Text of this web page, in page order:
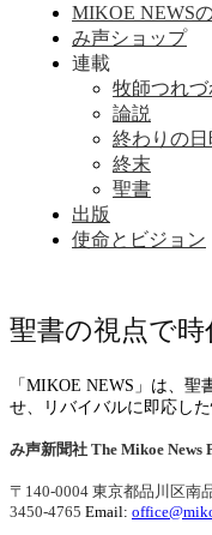
MIKOE NEWS
み声ショップ
連載
牧師つれ
論説
終わりの
終末
聖書
出版
使命とビジョン
聖書の視点で時
「MIKOE NEWS」は、
せ、リバイバルに即応した
み声新聞社 The Mikoe News
〒140-0004 東京都品川区南
3450-4765 Email: